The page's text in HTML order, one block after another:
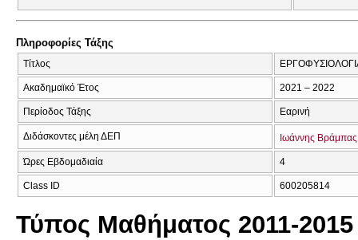
Πληροφορίες Τάξης
Τίτλος
Ακαδημαϊκό Έτος 2021 – 2022
Περίοδος Τάξης Εαρινή
Διδάσκοντες μέλη ΔΕΠ Ιωάννης Βράμπας
Ώρες Εβδομαδιαία 4
Class ID 600205814
Τύπος Μαθήματος 2011-2015